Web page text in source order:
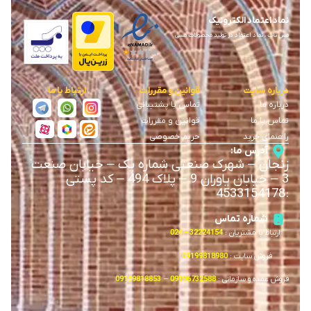
نماد اعتماد الکترونیک
مس ناب ، نماد اعتماد در تولید محصولات مسی
درباره سایت
درباره ما
تماس با ما
راهنمای خرید
قوانین و مقررات
تماس با پشتیبانی
قوانین و مقررات
حریم خصوصی
ارتباط با ما
آدرس ما:
زنجان–شهرک صنعتی شماره یک–خیابان صنعت
3
–خیابان یاوران 9 –
پلاک 494 – کد پستی
:
4533154178
شماره تماس
ارتباط با مشتریان : 32224154 – 024
فروش سایت :09199818980
فروش عمده و سازمانی :09196732588
–
09199818853